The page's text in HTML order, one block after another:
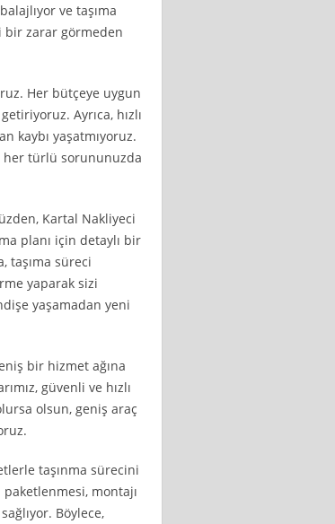
ve taşıma
bir zarar görmeden
Her bütçeye uygun
Ayrıca, hızlı
kaybı yaşatmıyoruz.
her türlü sorununuzda
Kartal Nakliyeci
planı için detaylı bir
taşıma süreci
yaparak sizi
yaşamadan yeni
bir hizmet ağına
güvenli ve hızlı
olsun, geniş araç
taşınma sürecini
montajı
Böylece,